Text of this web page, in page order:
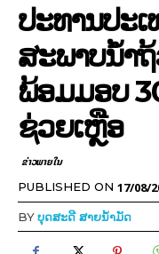
ປະທານປະ
ສະພາບນໍ້າ
ພ້ອມມອບ
ຊ່ວຍເຫຼືອ
ຂ່າວພາຍ​ໃນ
PUBLISHED ON 17/08/
BYບຸດສະດີ ສາຍນ້ຳມັດ